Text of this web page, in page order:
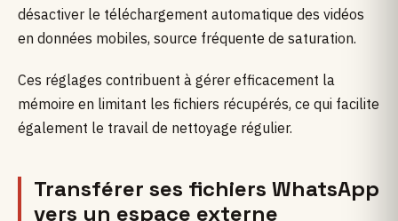
désactiver le téléchargement automatique des vidéos
en données mobiles, source fréquente de saturation.
Ces réglages contribuent à gérer efficacement la
mémoire en limitant les fichiers récupérés, ce qui facilite
également le travail de nettoyage régulier.
Transférer ses fichiers WhatsApp
vers un espace externe